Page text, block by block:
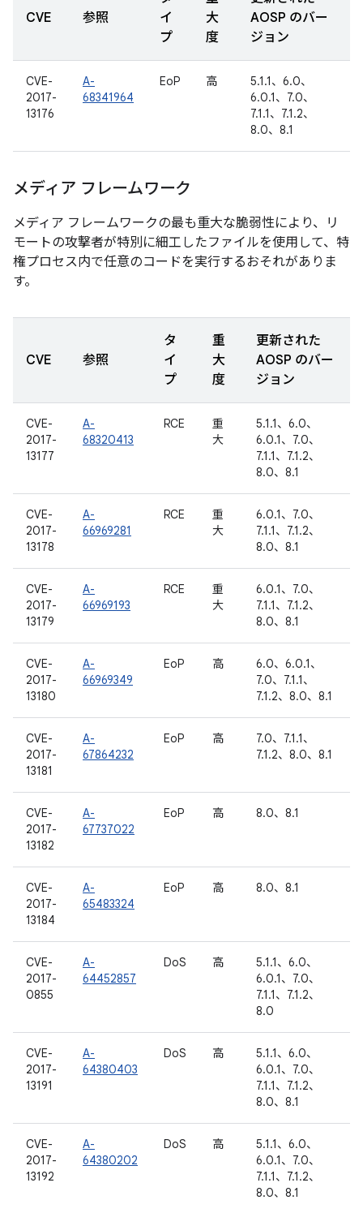
CVE 参照
イ
プ
大
度
AOSP のバー
ジョン
CVE-
2017-
13176
A-
68341964
EoP 高
5.1.1、6.0、
6.0.1、7.0、
7.1.1、7.1.2、
8.0、8.1
メディア フレームワーク
メディア フレームワークの最も重大な脆弱性により、リ
モートの攻撃者が特別に細工したファイルを使用して、特
権プロセス内で任意のコードを実行するおそれがありま
す。
CVE 参照
タ
イ
プ
重
大
度
更新された
AOSP のバー
ジョン
CVE-
2017-
13177
A-
68320413
RCE
重
大
5.1.1、6.0、
6.0.1、7.0、
7.1.1、7.1.2、
8.0、8.1
CVE-
2017-
13178
A-
66969281
RCE
重
大
6.0.1、7.0、
7.1.1、7.1.2、
8.0、8.1
CVE-
2017-
13179
A-
66969193
RCE
重
大
6.0.1、7.0、
7.1.1、7.1.2、
8.0、8.1
CVE-
2017-
13180
A-
66969349
EoP 高
6.0、6.0.1、
7.0、7.1.1、
7.1.2、8.0、8.1
CVE-
2017-
13181
A-
67864232
EoP 高
7.0、7.1.1、
7.1.2、8.0、8.1
CVE-
2017-
13182
A-
67737022
EoP 高 8.0、8.1
CVE-
2017-
13184
A-
65483324
EoP 高 8.0、8.1
CVE-
2017-
0855
A-
64452857
DoS 高
5.1.1、6.0、
6.0.1、7.0、
7.1.1、7.1.2、
8.0
CVE-
2017-
13191
A-
64380403
DoS 高
5.1.1、6.0、
6.0.1、7.0、
7.1.1、7.1.2、
8.0、8.1
CVE-
2017-
13192
A-
64380202
DoS 高
5.1.1、6.0、
6.0.1、7.0、
7.1.1、7.1.2、
8.0、8.1